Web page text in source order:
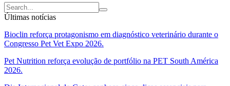
Últimas notícias
Bioclin reforça protagonismo em diagnóstico veterinário durante o
Congresso Pet Vet Expo 2026.
Pet Nutrition reforça evolução de portfólio na PET South América
2026.